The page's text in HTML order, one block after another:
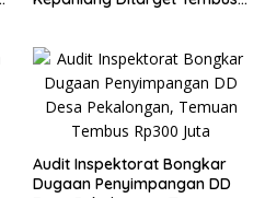
Audit Inspektorat Bongkar
Dugaan Penyimpangan DD